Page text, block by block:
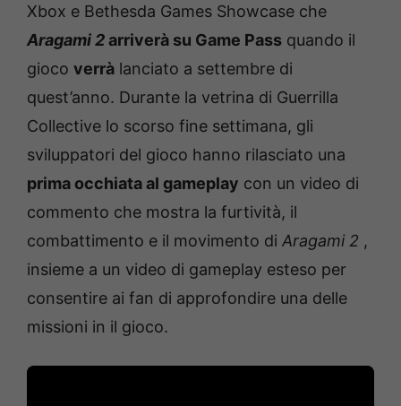
Xbox e Bethesda Games Showcase che
Aragami 2arriverà su Game Pass quando il
gioco verrà lanciato a settembre di
quest’anno. Durante la vetrina di Guerrilla
Collective lo scorso fine settimana, gli
sviluppatori del gioco hanno rilasciato una
prima occhiata al gameplay con un video di
commento che mostra la furtività, il
combattimento e il movimento di Aragami 2 ,
insieme a un video di gameplay esteso per
consentire ai fan di approfondire una delle
missioni in il gioco.